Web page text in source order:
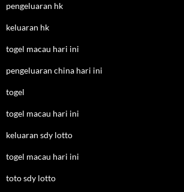
pengeluaran hk
keluaran hk
togel macau hari ini
pengeluaran china hari ini
togel
togel macau hari ini
keluaran sdy lotto
togel macau hari ini
toto sdy lotto